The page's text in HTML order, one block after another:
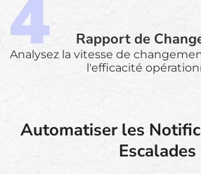
Rapport de
Analysez la vitesse de
l'efficacité
Automatiser les
Escalades